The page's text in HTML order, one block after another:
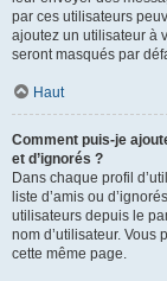
par ces utilisateurs
ajoutez un utilisateur à
seront masqués par
Haut
Comment puis-je
et d’ignorés ?
Dans chaque profil
liste d’amis ou
utilisateurs depuis le
nom d’utilisateur.
cette même page.